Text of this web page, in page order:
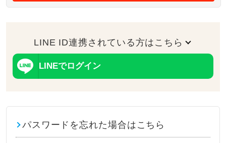
LINE ID連携されている方はこちら
LINEでログイン
パスワードを忘れた場合はこちら